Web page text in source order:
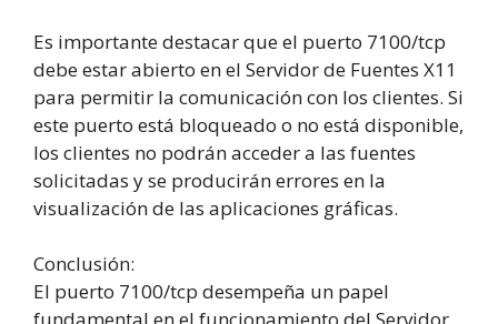
Es importante destacar que el puerto 7100/tcp
debe estar abierto en el Servidor de Fuentes X11
para permitir la comunicación con los clientes. Si
este puerto está bloqueado o no está disponible,
los clientes no podrán acceder a las fuentes
solicitadas y se producirán errores en la
visualización de las aplicaciones gráficas.
Conclusión:
El puerto 7100/tcp desempeña un papel